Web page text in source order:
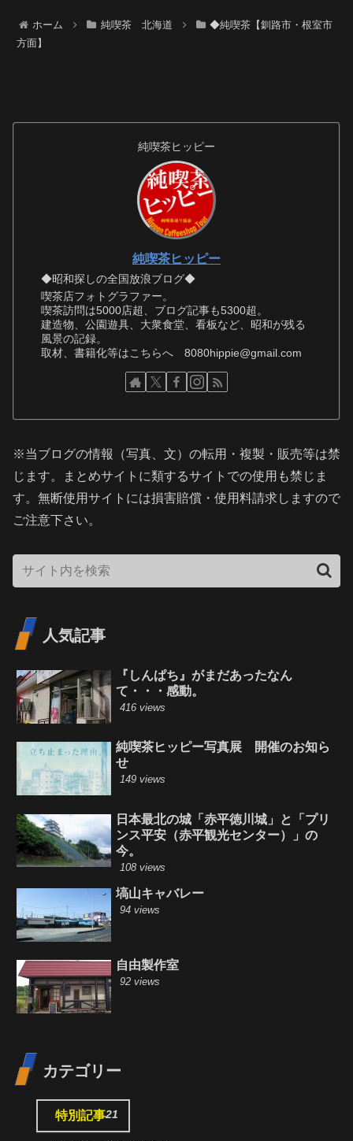
ホーム 純喫茶 北海道
◆純喫茶【釧路市・根室市
方面】
純喫茶ヒッピー
純喫茶ヒッピー
◆昭和探しの全国放浪ブログ◆
喫茶店フォトグラファー。
喫茶訪問は5000店超、ブログ記事も5300超。
建造物、公園遊具、大衆食堂、看板など、昭和が残る
風景の記録。
取材、書籍化等はこちらへ 8080hippie@gmail.com
※当ブログの情報（写真、文）の転用・複製・販売等は禁
じます。まとめサイトに類するサイトでの使用も禁じま
す。無断使用サイトには損害賠償・使用料請求しますので
ご注意下さい。
人気記事
『しんぱち』がまだあったなん
て・・・感動。
416 views
純喫茶ヒッピー写真展 開催のお知ら
せ
149 views
日本最北の城「赤平徳川城」と「プリ
ンス平安（赤平観光センター）」の
今。
108 views
塙山キャバレー
94 views
自由製作室
92 views
カテゴリー
特別記事21